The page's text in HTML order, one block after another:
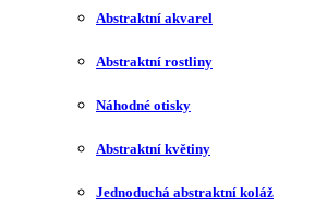
Abstraktní akvarel
Abstraktní rostliny
Náhodné otisky
Abstraktní květiny
Jednoduchá abstraktní koláž